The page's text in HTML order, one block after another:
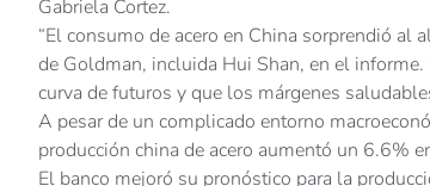
Gabriela Cortez.
“El consumo de acero en China sorprendió al
de Goldman, incluida Hui Shan, en el
curva de futuros y que los márgenes
A pesar de un complicado entorno
producción china de acero aumentó un 6.6%
El banco mejoró su pronóstico para la